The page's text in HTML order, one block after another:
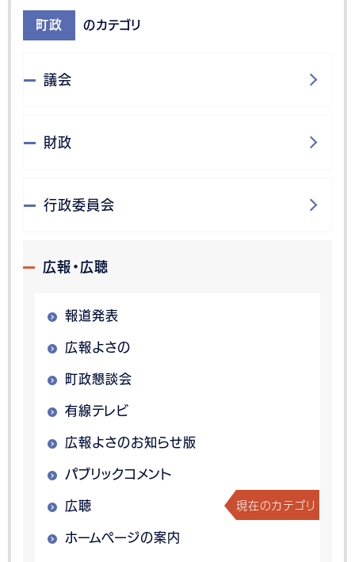
町政 のカテゴリ
議会
財政
行政委員会
広報・広聴
報道発表
広報よさの
町政懇談会
有線テレビ
広報よさのお知らせ版
パブリックコメント
広聴 現在のカテゴリ
ホームページの案内